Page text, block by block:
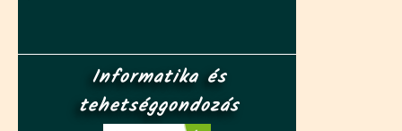
Informatika és
tehetséggondozás